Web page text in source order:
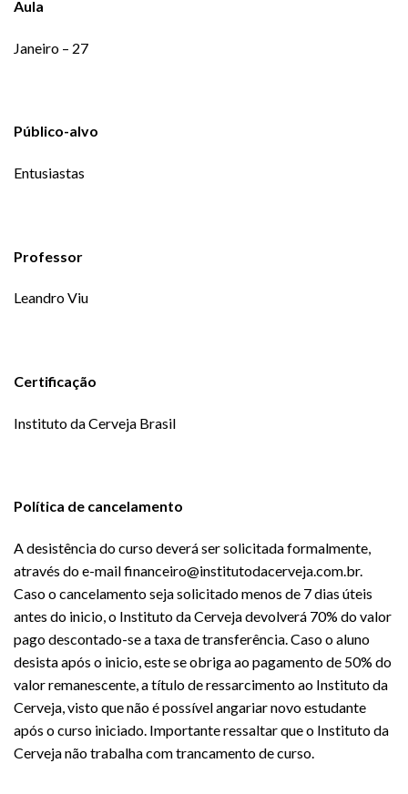
Aula
Janeiro – 27
Público-alvo
Entusiastas
Professor
Leandro Viu
Certificação
Instituto da Cerveja Brasil
Política de cancelamento
A desistência do curso deverá ser solicitada formalmente,
através do e-mail financeiro@institutodacerveja.com.br.
Caso o cancelamento seja solicitado menos de 7 dias úteis
antes do inicio, o Instituto da Cerveja devolverá 70% do valor
pago descontado-se a taxa de transferência. Caso o aluno
desista após o inicio, este se obriga ao pagamento de 50% do
valor remanescente, a título de ressarcimento ao Instituto da
Cerveja, visto que não é possível angariar novo estudante
após o curso iniciado. Importante ressaltar que o Instituto da
Cerveja não trabalha com trancamento de curso.